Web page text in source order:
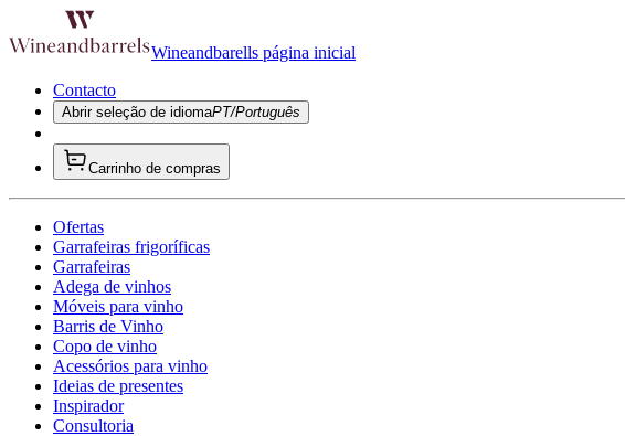
Wineandbarells página inicial
Contacto
Abrir seleção de idiomaPT/Português
Carrinho de compras
Ofertas
Garrafeiras frigoríficas
Garrafeiras
Adega de vinhos
Móveis para vinho
Barris de Vinho
Copo de vinho
Acessórios para vinho
Ideias de presentes
Inspirador
Consultoria